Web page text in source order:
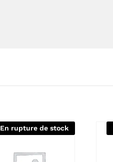
En rupture de stock